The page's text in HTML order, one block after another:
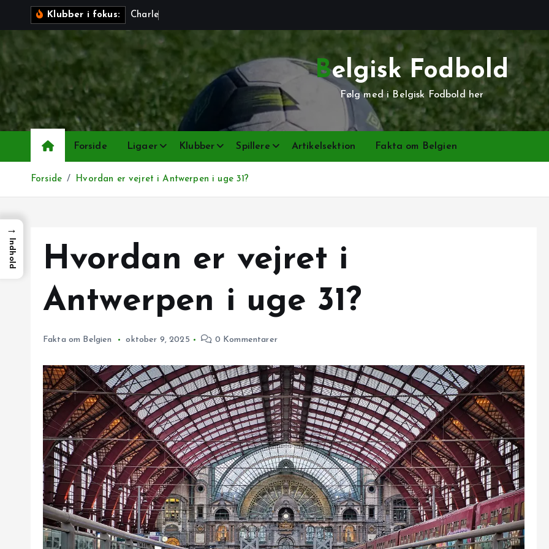
Klubber i fokus: Cha r e
Belgisk Fodbold
Følg med i Belgisk Fodbold her
Forside Ligaer Klubber Spillere Artikelsektion Fakta om Belgien
Forside Hvordan er vejret i Antwerpen i uge 31?
Hvordan er vejret i
Antwerpen i uge 31?
Fakta om Belgien oktober 9, 2025 0 Kommentarer
→
Indhold